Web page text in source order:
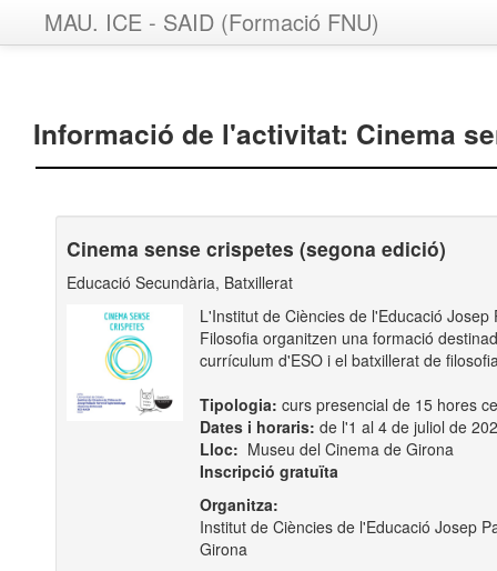
MAU. ICE - SAID (Formació FNU)
Informació de l'activitat: Cinema
Cinema sense crispetes (segona edició)
Educació Secundària, Batxillerat
L'Institut de Ciències de l'Educació Josep
Filosofia organitzen una formació
currículum d'ESO i el batxillerat de
Tipologia: curs presencial de 15 hores
Dates i horaris: de l'1 al 4 de juliol de
Lloc: Museu del Cinema de Girona
Inscripció gratuïta
Organitza:
Institut de Ciències de l'Educació Josep
Girona